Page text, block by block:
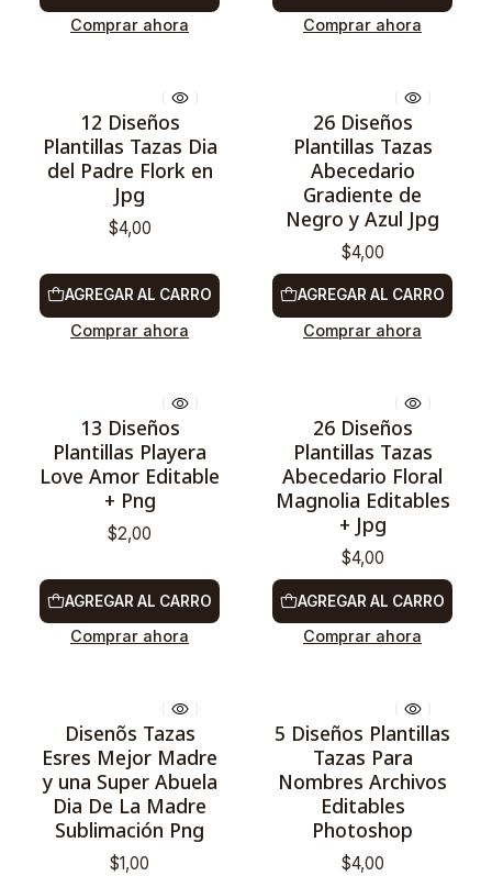
Comprar ahora Comprar ahora
12 Diseños
Plantillas Tazas Dia
del Padre Flork en
Jpg
$4,00
AGREGAR AL CARRO
Comprar ahora
26 Diseños
Plantillas Tazas
Abecedario
Gradiente de
Negro y Azul Jpg
$4,00
AGREGAR AL CARRO
Comprar ahora
13 Diseños
Plantillas Playera
Love Amor Editable
+ Png
$2,00
AGREGAR AL CARRO
Comprar ahora
26 Diseños
Plantillas Tazas
Abecedario Floral
Magnolia Editables
+ Jpg
$4,00
AGREGAR AL CARRO
Comprar ahora
Disenõs Tazas
Esres Mejor Madre
y una Super Abuela
Dia De La Madre
Sublimación Png
$1,00
5 Diseños Plantillas
Tazas Para
Nombres Archivos
Editables
Photoshop
$4,00